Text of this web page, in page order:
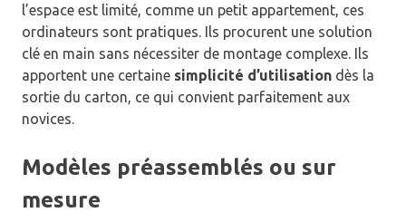
l’espace est limité, comme un petit appartement, ces
ordinateurs sont pratiques. Ils procurent une solution
clé en main sans nécessiter de montage complexe. Ils
apportent une certaine simplicité d’utilisation dès la
sortie du carton, ce qui convient parfaitement aux
novices.
Modèles préassemblés ou sur
mesure